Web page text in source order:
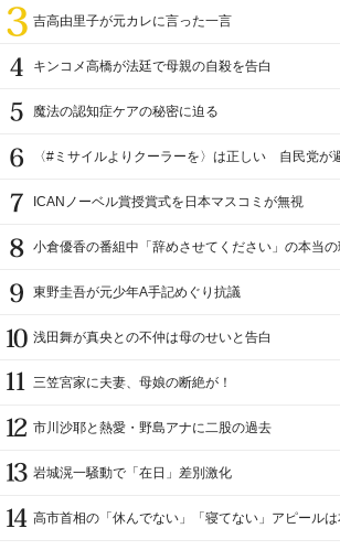
吉高由里子が元カレに言った一言
キンコメ高橋が法廷で母親の自殺を告白
魔法の認知症ケアの秘密に迫る
〈#ミサイルよりクーラーを〉は正しい 自民党が
ICANノーベル賞授賞式を日本マスコミが無視
小倉優香の番組中「辞めさせてください」の本当
東野圭吾が元少年A手記めぐり抗議
浅田舞が真央との不仲は母のせいと告白
三笠宮家に夫妻、母娘の断絶が！
市川沙耶と熱愛・野島アナに二股の過去
岩城滉一騒動で「在日」差別激化
高市首相の「休んでない」「寝てない」アピール